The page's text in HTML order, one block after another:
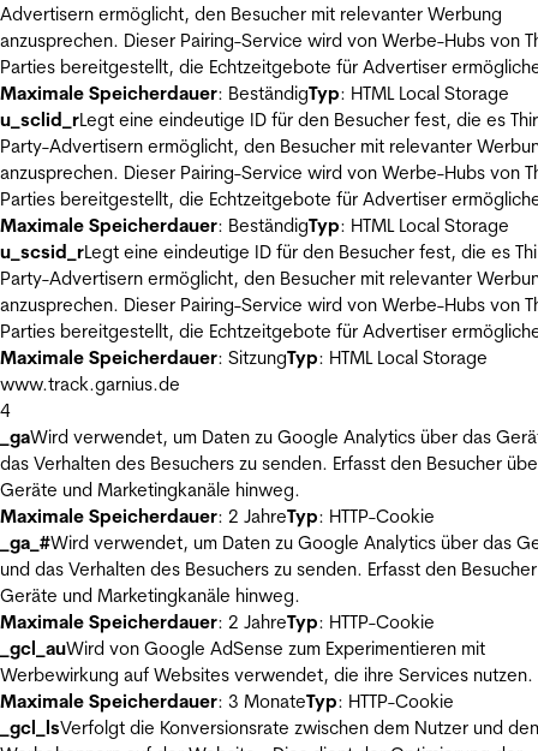
Advertisern ermöglicht, den Besucher mit relevanter Werbung
anzusprechen. Dieser Pairing-Service wird von Werbe-Hubs von
Parties bereitgestellt, die Echtzeitgebote für Advertiser
Maximale Speicherdauer: BeständigTyp: HTML Local Storage
u_sclid_rLegt eine eindeutige ID für den Besucher fest, die es
Party-Advertisern ermöglicht, den Besucher mit relevanter
anzusprechen. Dieser Pairing-Service wird von Werbe-Hubs von
Parties bereitgestellt, die Echtzeitgebote für Advertiser
Maximale Speicherdauer: BeständigTyp: HTML Local Storage
u_scsid_rLegt eine eindeutige ID für den Besucher fest, die es
Party-Advertisern ermöglicht, den Besucher mit relevanter
anzusprechen. Dieser Pairing-Service wird von Werbe-Hubs von
Parties bereitgestellt, die Echtzeitgebote für Advertiser
Maximale Speicherdauer: SitzungTyp: HTML Local Storage
www.track.garnius.de
4
_gaWird verwendet, um Daten zu Google Analytics über das
das Verhalten des Besuchers zu senden. Erfasst den Besucher
Geräte und Marketingkanäle hinweg.
Maximale Speicherdauer: 2 JahreTyp: HTTP-Cookie
_ga_#Wird verwendet, um Daten zu Google Analytics über das
und das Verhalten des Besuchers zu senden. Erfasst den
Geräte und Marketingkanäle hinweg.
Maximale Speicherdauer: 2 JahreTyp: HTTP-Cookie
_gcl_auWird von Google AdSense zum Experimentieren mit
Werbewirkung auf Websites verwendet, die ihre Services nutzen.
Maximale Speicherdauer: 3 MonateTyp: HTTP-Cookie
_gcl_lsVerfolgt die Konversionsrate zwischen dem Nutzer und den